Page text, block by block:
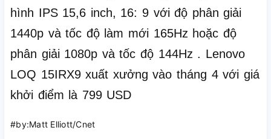
hình IPS 15,6 inch, 16: 9 với độ phân giải
1440p và tốc độ làm mới 165Hz hoặc độ
phân giải 1080p và tốc độ 144Hz . Lenovo
LOQ 15IRX9 xuất xưởng vào tháng 4 với giá
khởi điểm là 799 USD
#by:Matt Elliott/Cnet